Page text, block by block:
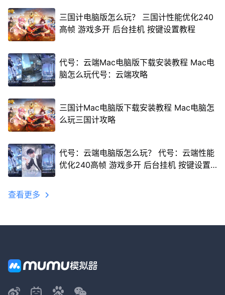
三国计电脑版怎么玩？ 三国计性能优化240
高帧 游戏多开 后台挂机 按键设置教程
代号：云端Mac电脑版下载安装教程 Mac电
脑怎么玩代号：云端攻略
三国计Mac电脑版下载安装教程 Mac电脑怎
么玩三国计攻略
代号：云端电脑版怎么玩？ 代号：云端性能
优化240高帧 游戏多开 后台挂机 按键设置
查看更多